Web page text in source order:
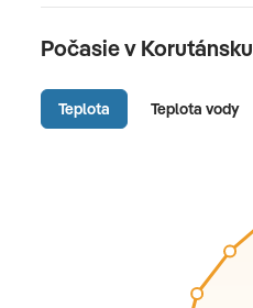
Počasie v Korutánsku
Teplota Teplota vody